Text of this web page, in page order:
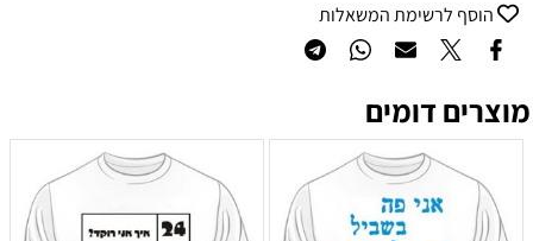
הוסף לרשימת המשאלות
מוצרים דומים